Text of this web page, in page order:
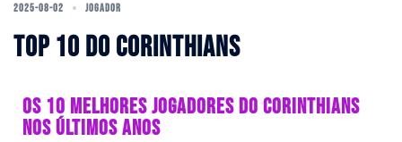
2025-08-02 JOGADOR
TOP 10 DO CORINTHIANS
OS 10 MELHORES JOGADORES DO CORINTHIANS
NOS ÚLTIMOS ANOS